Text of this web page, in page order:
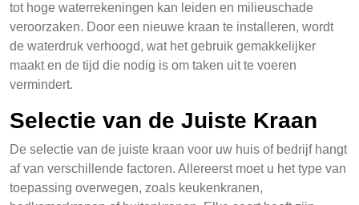
tot hoge waterrekeningen kan leiden en milieuschade
veroorzaken. Door een nieuwe kraan te installeren, wordt
de waterdruk verhoogd, wat het gebruik gemakkelijker
maakt en de tijd die nodig is om taken uit te voeren
vermindert.
Selectie van de Juiste Kraan
De selectie van de juiste kraan voor uw huis of bedrijf hangt
af van verschillende factoren. Allereerst moet u het type van
toepassing overwegen, zoals keukenkranen,